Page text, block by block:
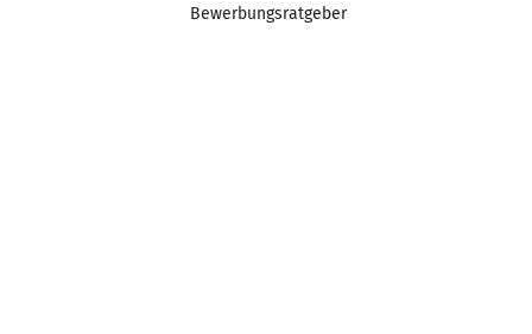
Bewerbungsratgeber